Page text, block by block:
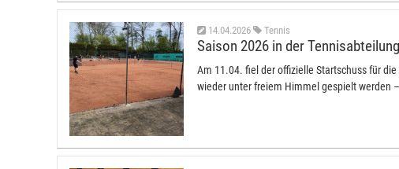
14.04.2026 Tennis
Saison 2026 in der Tennisabteilung
Am 11.04. fiel der offizielle Startschuss für
wieder unter freiem Himmel gespielt werden